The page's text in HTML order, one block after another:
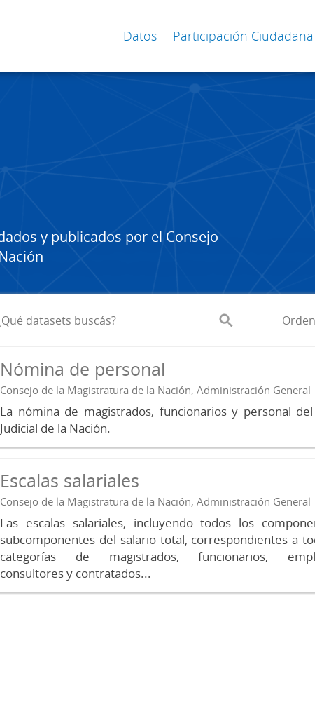
Datos Participación Ciudadana
y publicados por el Consejo
Nómina de personal
Consejo de la Magistratura de la Nación, Administración General
La nómina de magistrados, funcionarios y personal
Judicial de la Nación.
Escalas salariales
Consejo de la Magistratura de la Nación, Administración General
Las escalas salariales, incluyendo todos los
subcomponentes del salario total, correspondientes a
categorías de magistrados, funcionarios,
consultores y contratados...